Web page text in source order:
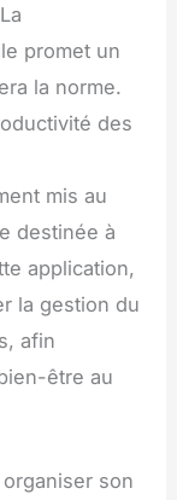
promet un
la norme.
des
mis au
destinée à
application,
la gestion du
afin
être au
son